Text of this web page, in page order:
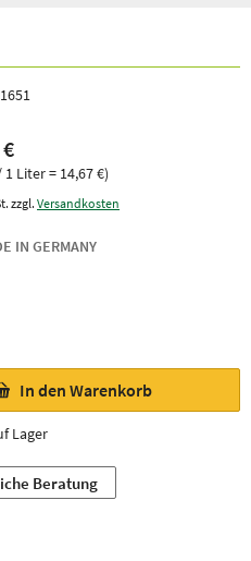
1651
Liter = 14,67 €)
zzgl. Versandkosten
In den Warenkorb
Lager
Beratung